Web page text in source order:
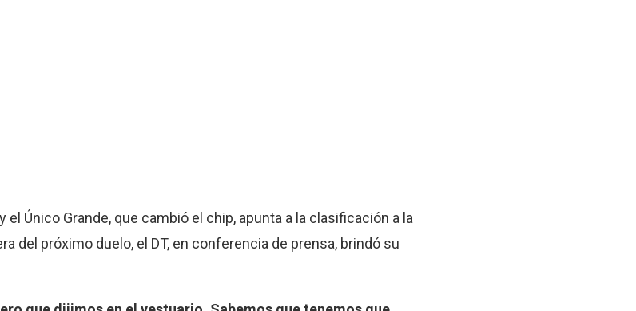
Único Grande, que cambió el chip, apunta a la clasificación a la
del próximo duelo, el DT, en conferencia de prensa, brindó su